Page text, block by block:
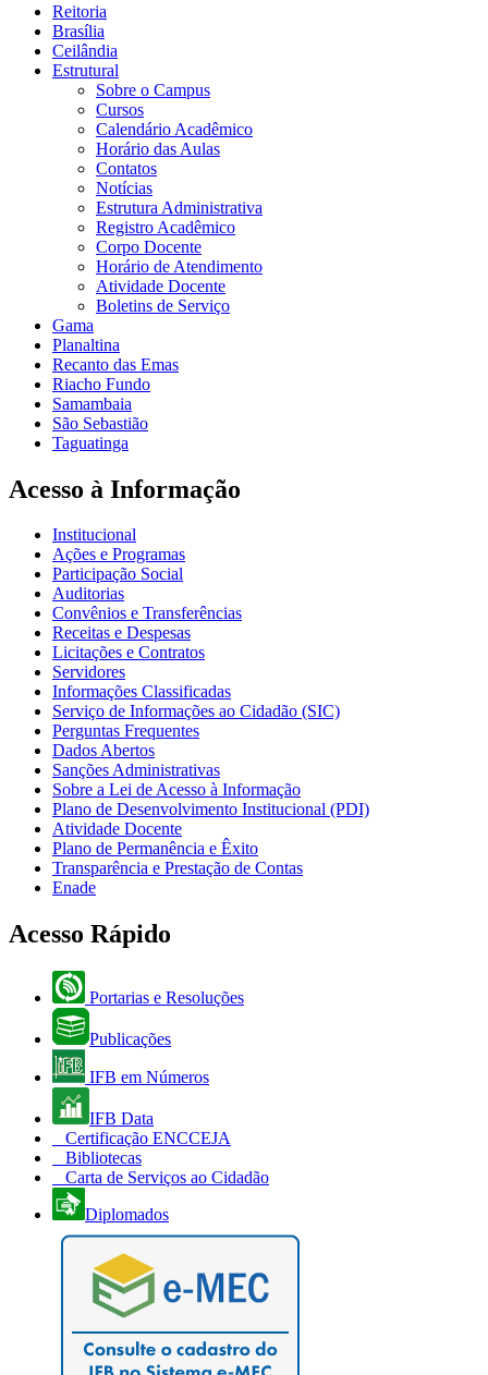
Reitoria
Brasília
Ceilândia
Estrutural
Sobre o Campus
Cursos
Calendário Acadêmico
Horário das Aulas
Contatos
Notícias
Estrutura Administrativa
Registro Acadêmico
Corpo Docente
Horário de Atendimento
Atividade Docente
Boletins de Serviço
Gama
Planaltina
Recanto das Emas
Riacho Fundo
Samambaia
São Sebastião
Taguatinga
Acesso à Informação
Institucional
Ações e Programas
Participação Social
Auditorias
Convênios e Transferências
Receitas e Despesas
Licitações e Contratos
Servidores
Informações Classificadas
Serviço de Informações ao Cidadão (SIC)
Perguntas Frequentes
Dados Abertos
Sanções Administrativas
Sobre a Lei de Acesso à Informação
Plano de Desenvolvimento Institucional (PDI)
Atividade Docente
Plano de Permanência e Êxito
Transparência e Prestação de Contas
Enade
Acesso Rápido
Portarias e Resoluções
Publicações
IFB em Números
IFB Data
Certificação ENCCEJA
Bibliotecas
Carta de Serviços ao Cidadão
Diplomados